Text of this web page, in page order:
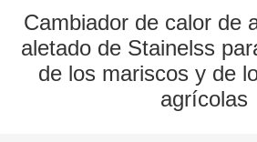
LA
FÁBRICA
Cambiador de calor de
aletado de Stainelss
de los mariscos y de
agrícolas